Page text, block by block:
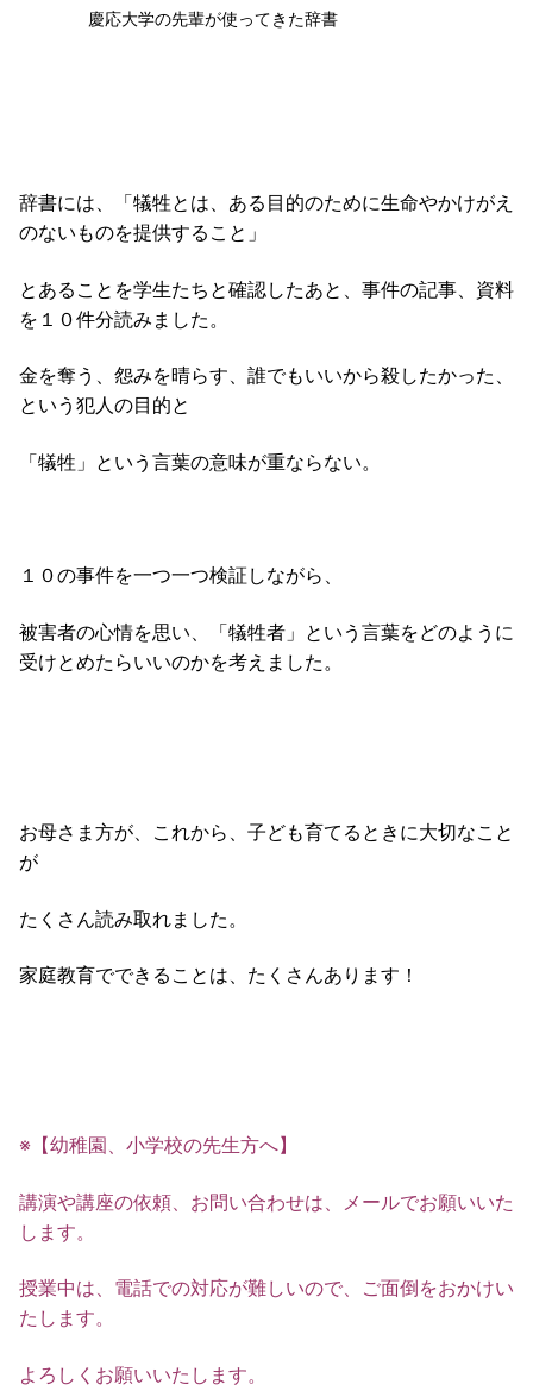
慶応大学の先輩が使ってきた辞書
辞書には、「犠牲とは、ある目的のために生命やかけがえ
のないものを提供すること」
とあることを学生たちと確認したあと、事件の記事、資料
を１０件分読みました。
金を奪う、怨みを晴らす、誰でもいいから殺したかった、
という犯人の目的と
「犠牲」という言葉の意味が重ならない。
１０の事件を一つ一つ検証しながら、
被害者の心情を思い、「犠牲者」という言葉をどのように
受けとめたらいいのかを考えました。
お母さま方が、これから、子ども育てるときに大切なこと
が
たくさん読み取れました。
家庭教育でできることは、たくさんあります！
※【幼稚園、小学校の先生方へ】
講演や講座の依頼、お問い合わせは、メールでお願いいた
します。
授業中は、電話での対応が難しいので、ご面倒をおかけい
たします。
よろしくお願いいたします。